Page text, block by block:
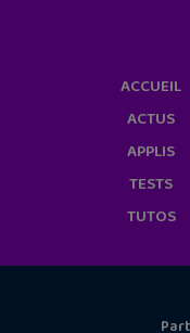
ACCUEIL
ACTUS
APPLIS
TESTS
TUTOS